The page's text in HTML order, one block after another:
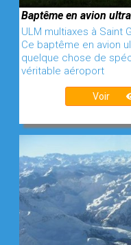
Baptême en avion
ULM multiaxes à Saint
Ce baptême en avion
quelque chose de
véritable aéroport
Voir